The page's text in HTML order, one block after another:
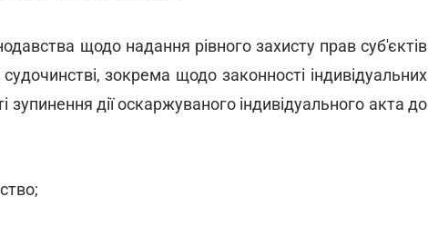
щодо надання рівного захисту прав суб'єктів
зокрема щодо законності індивідуальних
дії оскаржуваного індивідуального акта до